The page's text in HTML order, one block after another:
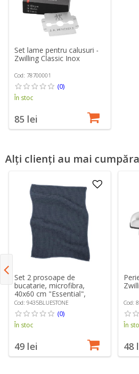
Set lame pentru calusuri -
Zwilling Classic Inox
Cod: 78700001
(0)
În stoc
85 lei
Alți clienți au mai
Set 2 prosoape de
bucatarie, microfibra,
40x60 cm "Essential",
Stone Blue - Tiseco
Cod: 9435BLUESTONE
(0)
În stoc
49 lei
Cod:
În
48